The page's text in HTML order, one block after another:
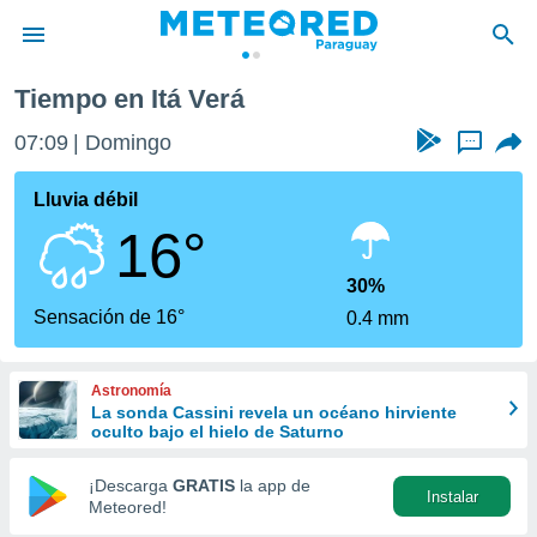
de
ha
para
que se
calidad.
a este
las
y
forma
digital
basada
Tiempo en Itá Verá
07:09 Domingo ...
Lluvia débil
16°
Sensación de 16°
30%
0.4 mm
Astronomía
La sonda Cassini revela un océano hirviente
oculto bajo el hielo de Saturno
¡Descarga GRATIS la app de
Meteored!
Instalar